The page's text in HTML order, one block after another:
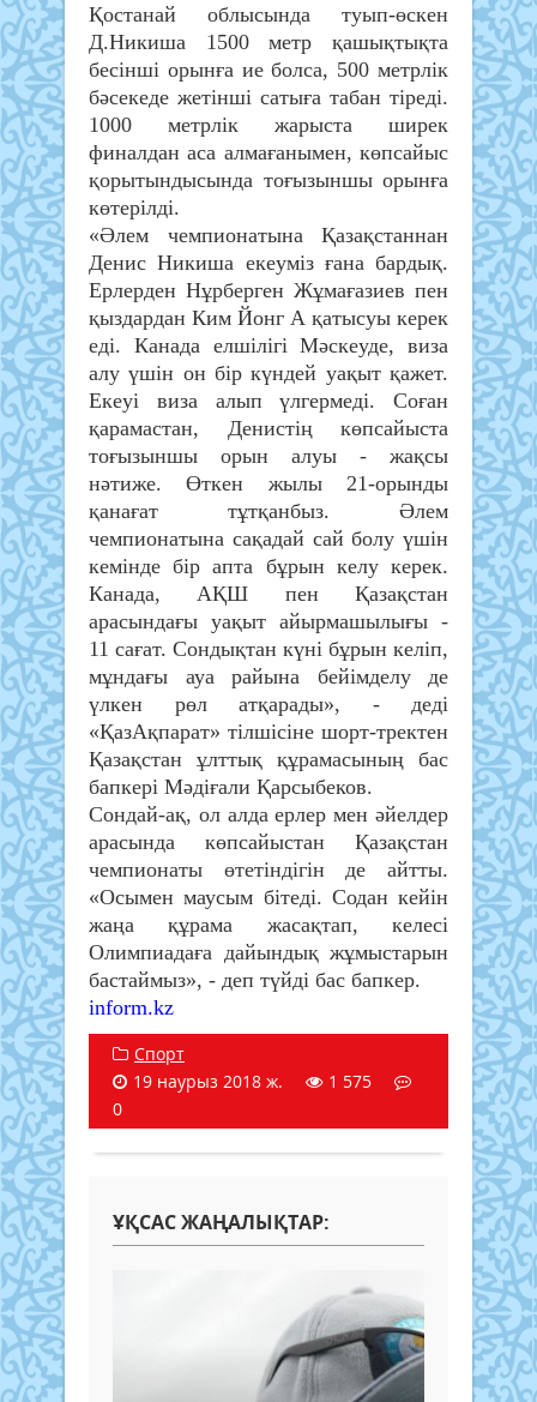
Қостанай облысында туып-өскен
Д.Никиша 1500 метр қашықтықта
бесінші орынға ие болса, 500 метрлік
бәсекеде жетінші сатыға табан тіреді.
1000 метрлік жарыста ширек
финалдан аса алмағанымен, көпсайыс
қорытындысында тоғызыншы орынға
көтерілді.
«Әлем чемпионатына Қазақстаннан
Денис Никиша екеуміз ғана бардық.
Ерлерден Нұрберген Жұмағазиев пен
қыздардан Ким Йонг А қатысуы керек
еді. Канада елшілігі Мәскеуде, виза
алу үшін он бір күндей уақыт қажет.
Екеуі виза алып үлгермеді. Соған
қарамастан, Денистің көпсайыста
тоғызыншы орын алуы - жақсы
нәтиже. Өткен жылы 21-орынды
қанағат тұтқанбыз. Әлем
чемпионатына сақадай сай болу үшін
кемінде бір апта бұрын келу керек.
Канада, АҚШ пен Қазақстан
арасындағы уақыт айырмашылығы -
11 сағат. Сондықтан күні бұрын келіп,
мұндағы ауа райына бейімделу де
үлкен рөл атқарады», - деді
«ҚазАқпарат» тілшісіне шорт-тректен
Қазақстан ұлттық құрамасының бас
бапкері Мәдіғали Қарсыбеков.
Сондай-ақ, ол алда ерлер мен әйелдер
арасында көпсайыстан Қазақстан
чемпионаты өтетіндігін де айтты.
«Осымен маусым бітеді. Содан кейін
жаңа құрама жасақтап, келесі
Олимпиадаға дайындық жұмыстарын
бастаймыз», - деп түйді бас бапкер.
inform.kz
Спорт
19 наурыз 2018 ж.
1 575
0
ҰҚСАС ЖАҢАЛЫҚТАР: